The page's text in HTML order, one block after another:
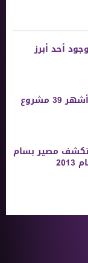
أحد أبرز
مجلس الشعب يناقش خلال أشهر 39 مشروع
تكشف مصير بسام